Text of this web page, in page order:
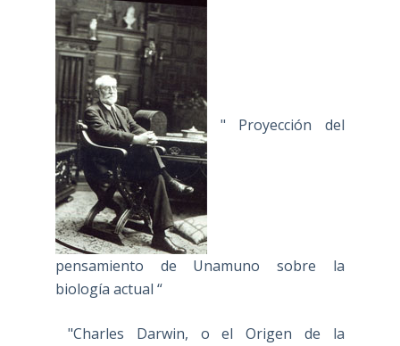
" Proyección del
pensamiento de Unamuno sobre la
biología actual “
"Charles Darwin, o el Origen de la